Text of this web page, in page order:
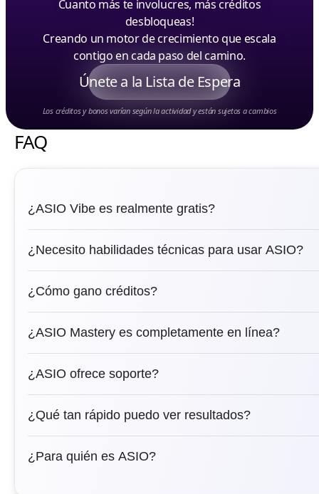
Cuanto más te involucres, más créditos
desbloqueas!
Creando un motor de crecimiento que escala
contigo en cada paso del camino.
Únete a la Lista de Espera
Los créditos y bonos varían según la actividad y están sujetos a cambios
FAQ
¿ASIO Vibe es realmente gratis?
¿Necesito habilidades técnicas para usar ASIO?
¿Cómo gano créditos?
¿ASIO Mastery es completamente en línea?
¿ASIO ofrece soporte?
¿Qué tan rápido puedo ver resultados?
¿Para quién es ASIO?